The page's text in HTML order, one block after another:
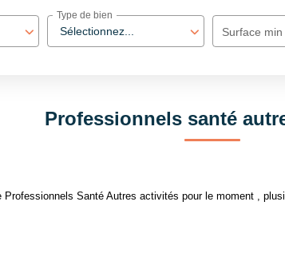
Sélectionnez...
Type de bien
Surface min
Professionnels santé
Santé Autres activités pour le moment ,